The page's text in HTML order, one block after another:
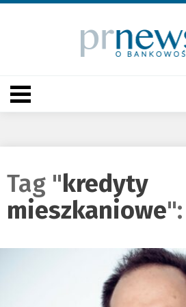
Tag "kredyty
mieszkaniowe":